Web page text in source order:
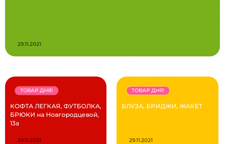
29.11.2021
КОФТА ЛЕГКАЯ, ФУТБОЛКА,
БРЮКИ на Новгородцевой,
13а
ТОВАР ДНЯ!
29.11.2021
БЛУЗА, БРИДЖИ, ЖАКЕТ
ТОВАР ДНЯ!
29.11.2021